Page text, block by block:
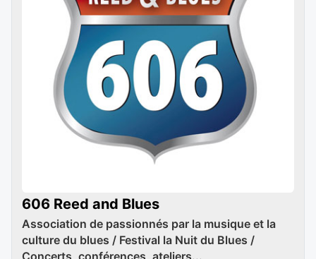
606 Reed and Blues
Association de passionnés par la musique et la
culture du blues / Festival la Nuit du Blues /